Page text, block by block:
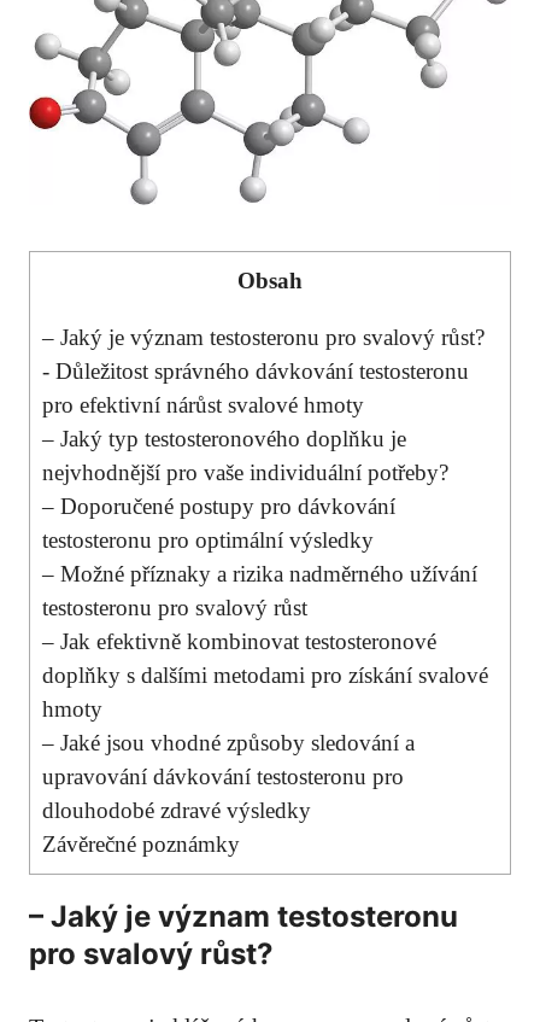
Obsah
– Jaký⁣ je význam testosteronu pro svalový růst?
-​ Důležitost správného dávkování testosteronu
pro efektivní nárůst svalové hmoty
– Jaký typ testosteronového doplňku je
nejvhodnější pro‍ vaše individuální potřeby?
– Doporučené postupy pro dávkování
testosteronu pro optimální výsledky
– Možné příznaky a rizika nadměrného užívání
testosteronu‍ pro svalový růst
– Jak efektivně kombinovat testosteronové
doplňky s dalšími metodami pro získání svalové
hmoty
– Jaké jsou vhodné způsoby sledování a
upravování dávkování testosteronu pro‍
dlouhodobé zdravé výsledky
Závěrečné poznámky
– Jaký⁣ je význam testosteronu
pro svalový růst?